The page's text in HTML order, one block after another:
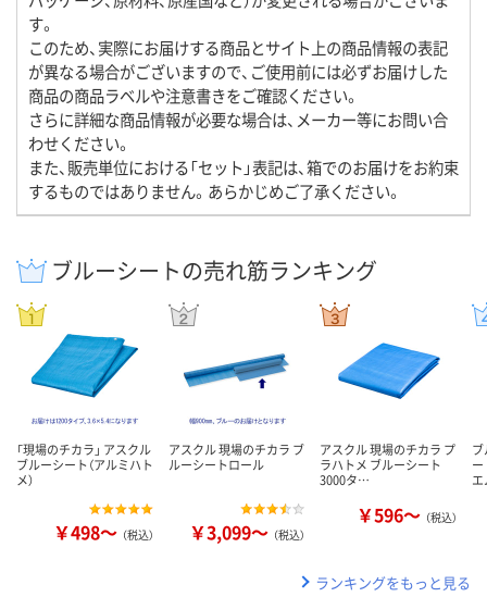
す。
このため、実際にお届けする商品とサイト上の商品情報の表記
が異なる場合がございますので、ご使用前には必ずお届けした
商品の商品ラベルや注意書きをご確認ください。
さらに詳細な商品情報が必要な場合は、メーカー等にお問い合
わせください。
また、販売単位における「セット」表記は、箱でのお届けをお約束
するものではありません。あらかじめご了承ください。
ブルーシートの売れ筋ランキング
「現場のチカラ」 アスクル
ブルーシート（アルミハト
メ）
￥498～ （税込）
アスクル 現場のチカラ ブ
ルーシートロール
￥3,099～ （税込）
アスクル 現場のチカラ プ
ラハトメ ブルーシート
3000タ…
￥596～ （税込）
ランキングをもっと見る